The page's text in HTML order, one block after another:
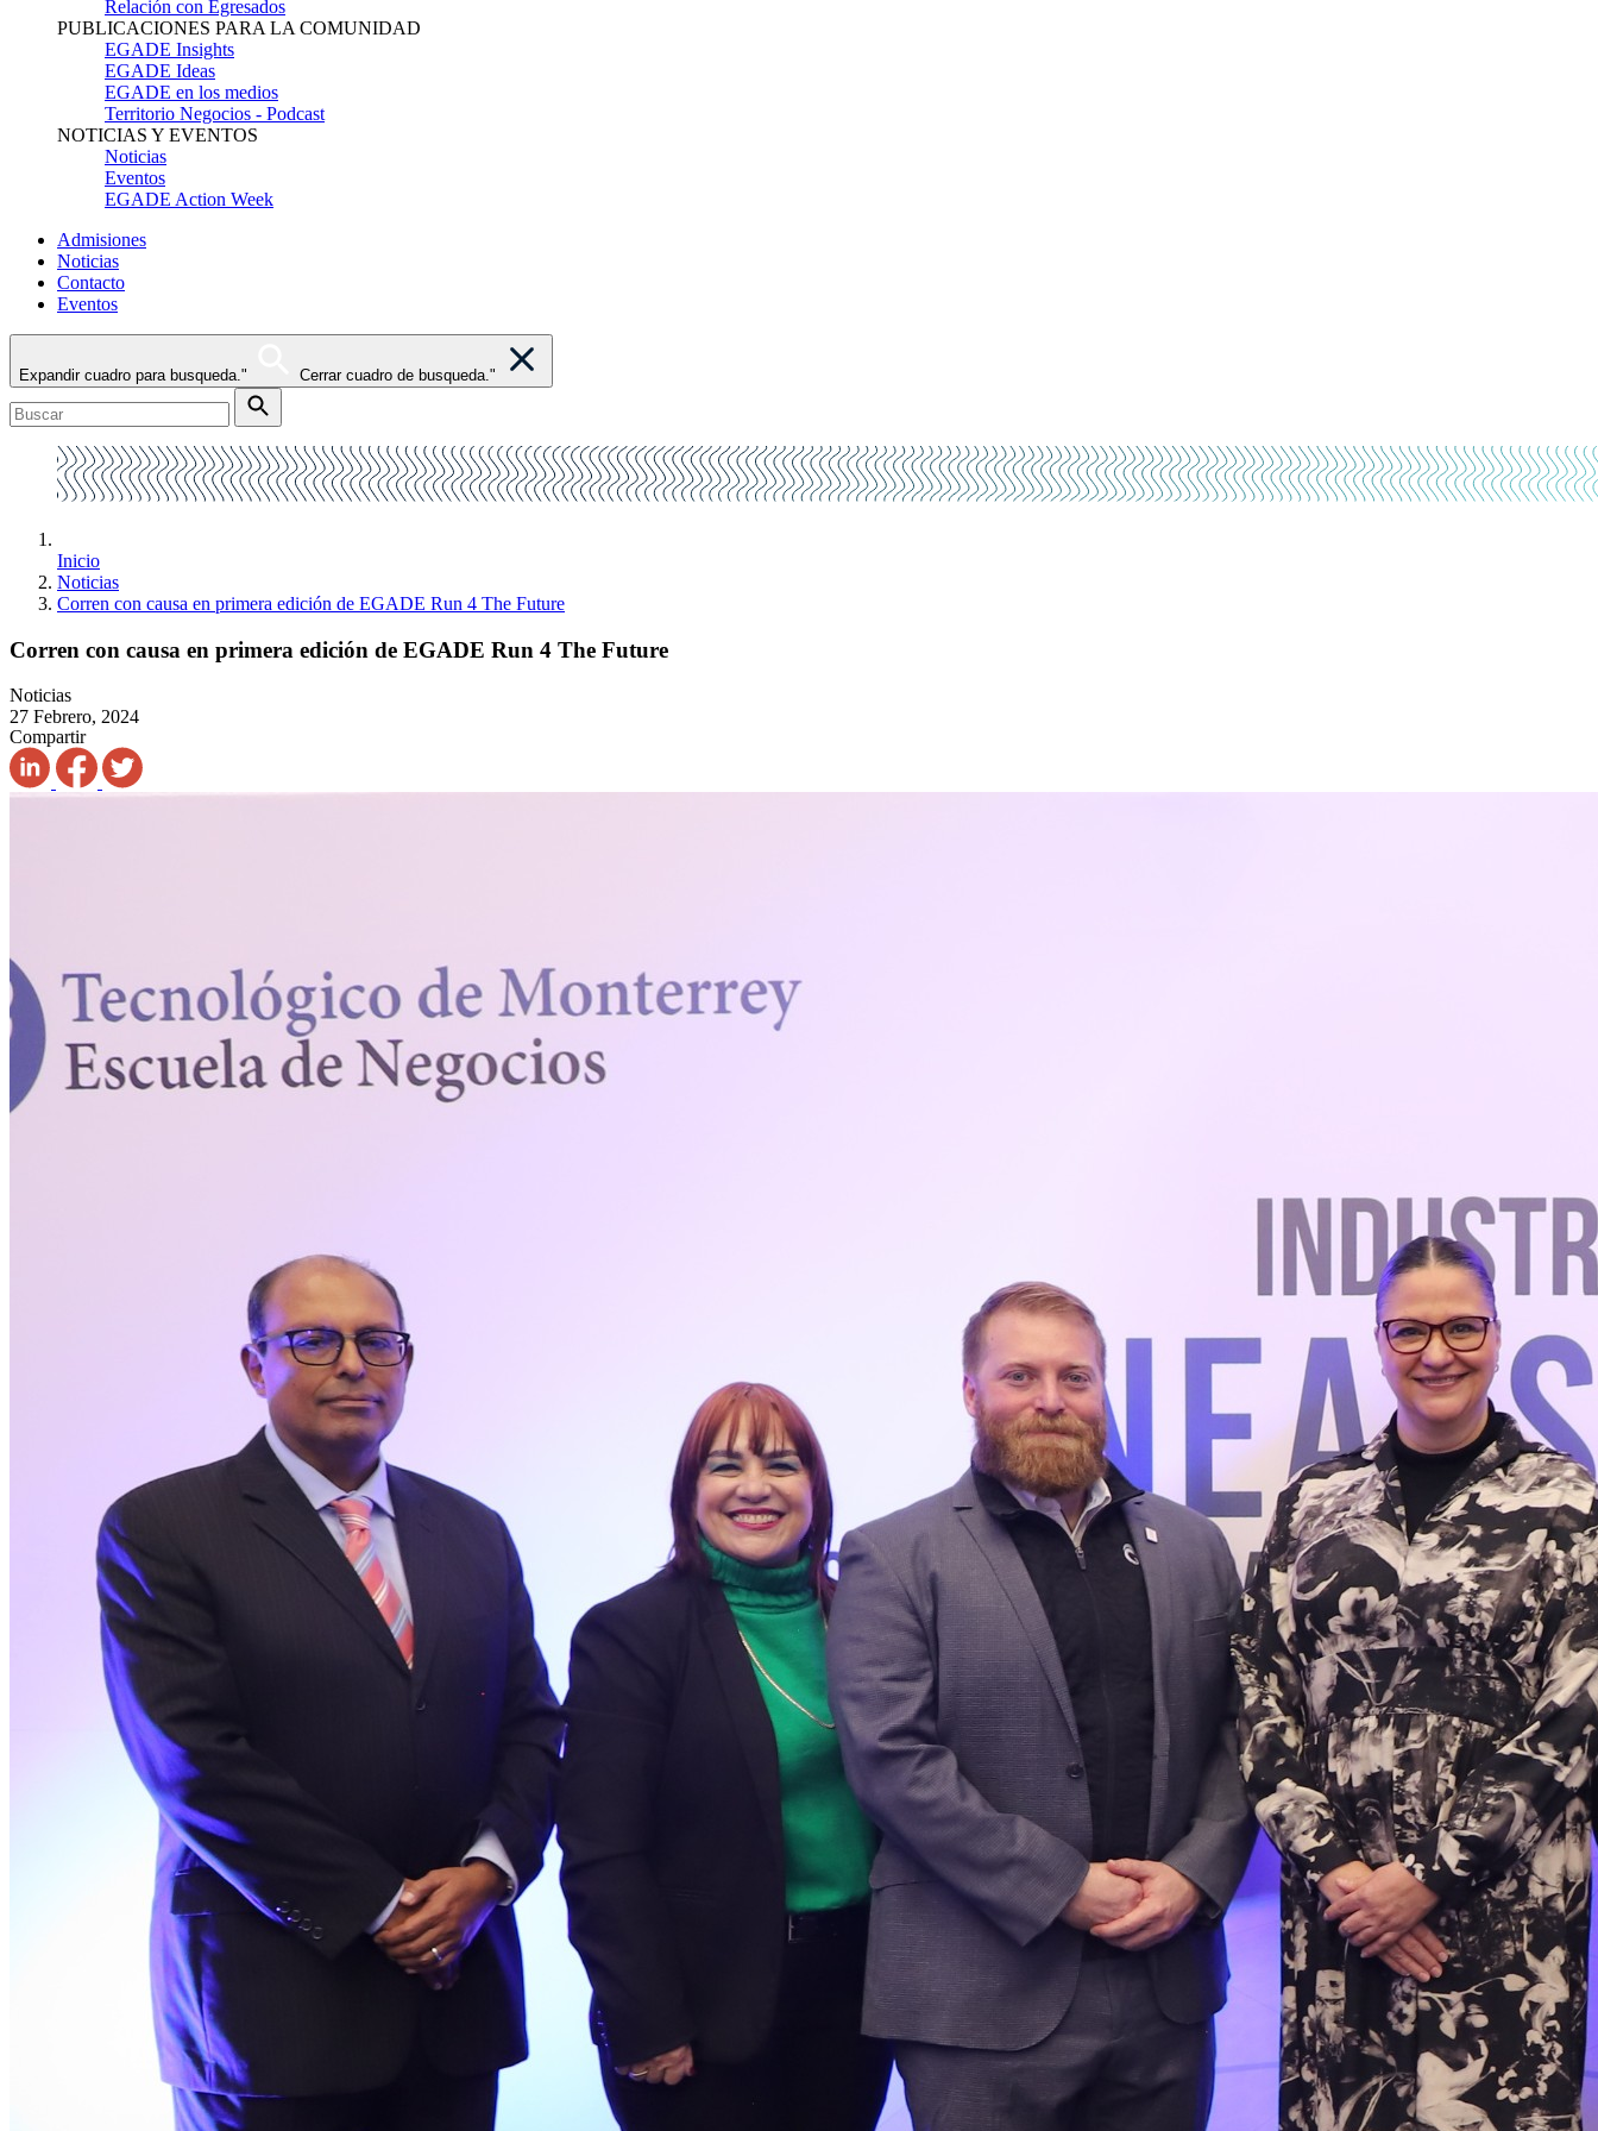
Relación con Egresados
PUBLICACIONES PARA LA COMUNIDAD
EGADE Insights
EGADE Ideas
EGADE en los medios
Territorio Negocios - Podcast
NOTICIAS Y EVENTOS
Noticias
Eventos
EGADE Action Week
Admisiones
Noticias
Contacto
Eventos
Expandir cuadro para busqueda." Cerrar cuadro de busqueda."
Inicio
Noticias
Corren con causa en primera edición de EGADE Run 4 The Future
Corren con causa en primera edición de EGADE Run 4 The Future
Noticias
27 Febrero, 2024
Compartir